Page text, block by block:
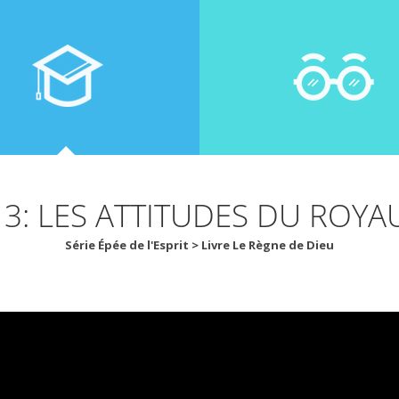
LES ATTITUDES DU
Série Épée de l'Esprit > Livre Le Règne de Dieu